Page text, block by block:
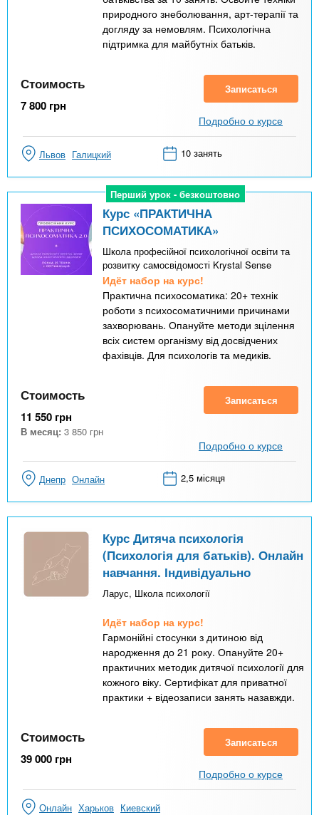
природного знеболювання, арт-терапії та
догляду за немовлям. Психологічна
підтримка для майбутніх батьків.
Стоимость
7 800 грн
Записаться
Подробно о курсе
Львов Галицкий 10 занять
Перший урок - безкоштовно
Перший урок - безкоштовно
Курс «ПРАКТИЧНА
ПСИХОСОМАТИКА»
Школа професійної психологічної освіти та
розвитку самосвідомості Krystal Sense
Идёт набор на курс!
Практична психосоматика: 20+ технік
роботи з психосоматичними причинами
захворювань. Опануйте методи зцілення
всіх систем організму від досвідчених
фахівців. Для психологів та медиків.
Стоимость
11 550 грн
В месяц: 3 850 грн
Записаться
Подробно о курсе
Днепр Онлайн 2,5 місяця
Курс Дитяча психологія
(Психологія для батьків). Онлайн
навчання. Індивідуально
Ларус, Школа психології
Идёт набор на курс!
Гармонійні стосунки з дитиною від
народження до 21 року. Опануйте 20+
практичних методик дитячої психології для
кожного віку. Сертифікат для приватної
практики + відеозаписи занять назавжди.
Стоимость
39 000 грн
Записаться
Подробно о курсе
Онлайн Харьков Киевский